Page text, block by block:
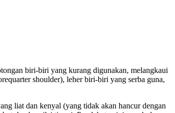
biri-biri yang kurang digunakan, melangkaui
shoulder), leher biri-biri yang serba guna,
liat dan kenyal (yang tidak akan hancur dengan